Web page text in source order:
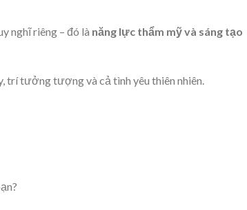
nghĩ riêng – đó là năng lực thẩm mỹ và sáng tạo
trí tưởng tượng và cả tình yêu thiên nhiên.